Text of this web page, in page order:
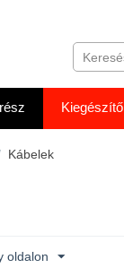
Kiegészítő
Kábelek
oldalon